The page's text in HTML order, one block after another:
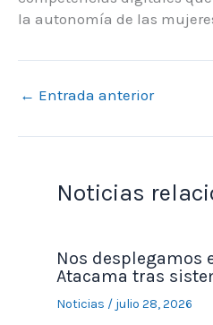
la autonomía de las
← Entrada anterior
Noticias
Nos desplegamos
Atacama tras
Noticias / julio 28, 2026